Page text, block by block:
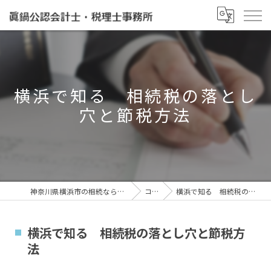
横浜で知る 相続税の落とし
穴と節税方法
神奈川県横浜市の相続なら眞鍋泰治税理士事務所 コラム 横浜で知る 相続税の落とし穴と節税方法
横浜で知る 相続税の落とし穴と節税方
法